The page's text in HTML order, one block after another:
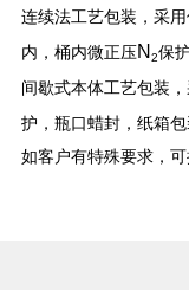
连续法工艺包装，采
内，桶内微正压N 2保
间歇式本体工艺包装
护，瓶口蜡封，纸箱包
如客户有特殊要求，可